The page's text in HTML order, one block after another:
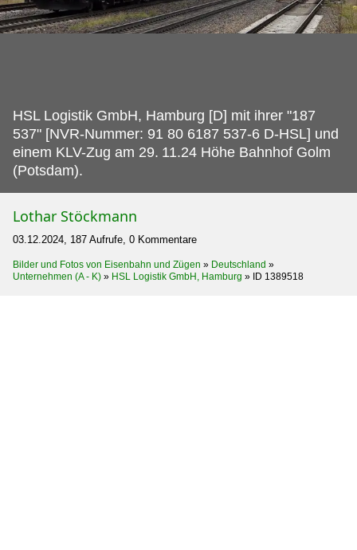
HSL Logistik GmbH, Hamburg [D] mit ihrer "187
537" [NVR-Nummer: 91 80 6187 537-6 D-HSL] und
einem KLV-Zug am 29. 11.24 Höhe Bahnhof Golm
(Potsdam).
Lothar Stöckmann
03.12.2024, 187 Aufrufe, 0 Kommentare
Bilder und Fotos von Eisenbahn und Zügen » Deutschland »
Unternehmen (A - K) » HSL Logistik GmbH, Hamburg » ID 1389518